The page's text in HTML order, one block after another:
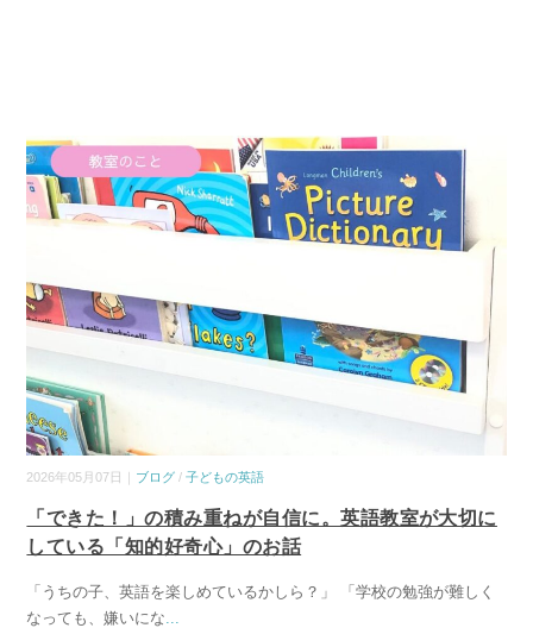
2026年05月07日｜ ブログ /子どもの英語
「できた！」の積み重ねが自信に。英語教室が大切に
している「知的好奇心」のお話
「うちの子、英語を楽しめているかしら？」 「学校の勉強が難しく
なっても、嫌いにな